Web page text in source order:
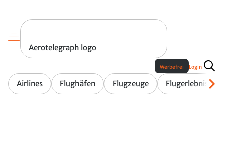
Aerotelegraph logo
Airlines Flughäfen Flugzeuge Flugerlebnis
Werbefrei Login